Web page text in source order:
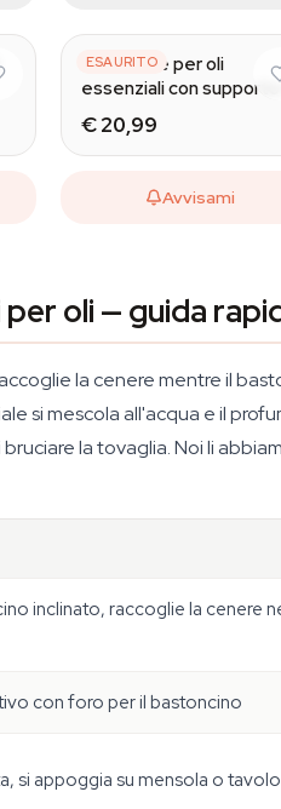
ESAURITO
Bruciatore per oli
essenziali con supporto
bambù
€ 20,99
Avvisami
oli — guida
la cenere mentre il
si mescola all'acqua e il
la tovaglia. Noi li
inclinato, raccoglie la cenere
con foro per il bastoncino
si appoggia su mensola o tavolo